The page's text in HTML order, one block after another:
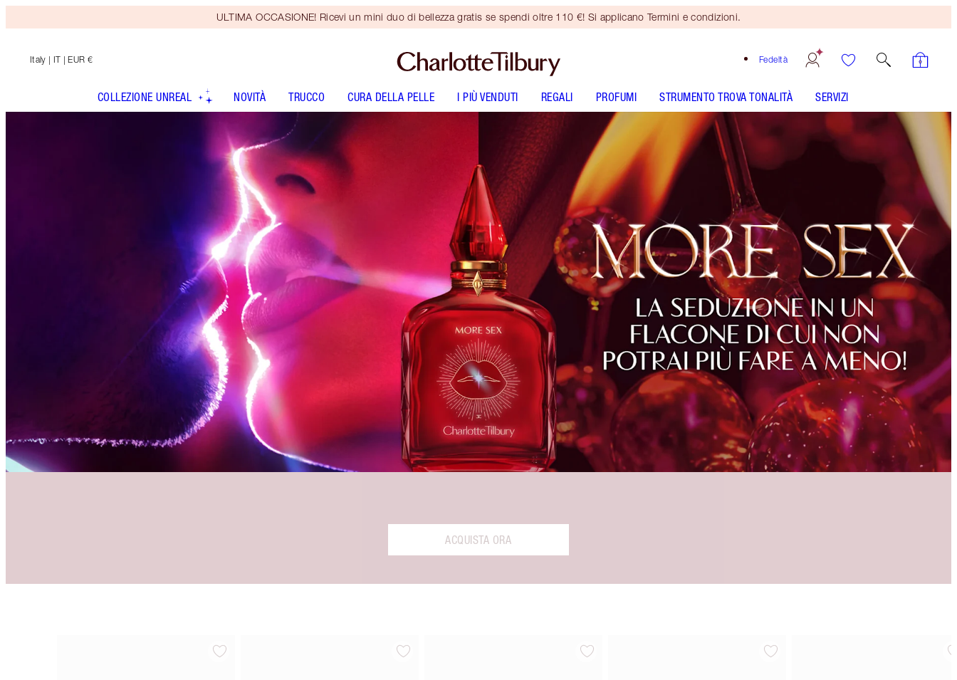
ULTIMA OCCASIONE! Ricevi un mini duo di bellezza gratis se spendi oltre 110 €! Si applicano Termini e condizioni.
Fedeltà
Italy | IT | EUR €
COLLEZIONE UNREAL NOVITÀ TRUCCO CURA DELLA PELLE I PIÙ VENDUTI REGALI PROFUMI STRUMENTO TROVA TONALITÀ SERVIZI
ACQUISTA ORA
Articolo 1 di 6 Articolo 2 di 6 Articolo 3 di 6 Articolo 4 di 6 Articolo 5 di 6